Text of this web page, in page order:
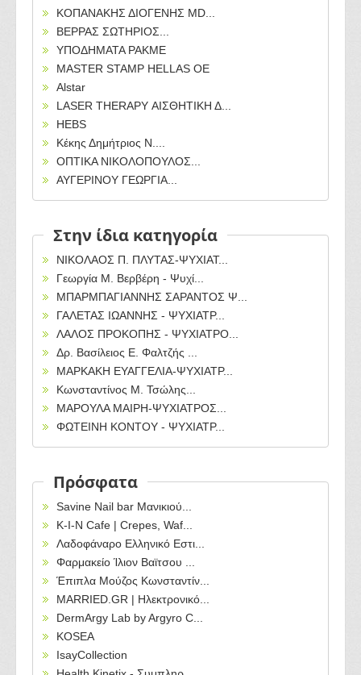
ΚΟΠΑΝΑΚΗΣ ΔΙΟΓΕΝΗΣ MD...
ΒΕΡΡΑΣ ΣΩΤΗΡΙΟΣ...
ΥΠΟΔΗΜΑΤΑ PAKME
MASTER STAMP HELLAS ΟΕ
Alstar
LASER THERAPY ΑΙΣΘΗΤΙΚΗ Δ...
HEBS
Κέκης Δημήτριος Ν....
ΟΠΤΙΚΑ ΝΙΚΟΛΟΠΟΥΛΟΣ...
ΑΥΓΕΡΙΝΟΥ ΓΕΩΡΓΙΑ...
Στην ίδια κατηγορία
ΝΙΚΟΛΑΟΣ Π. ΠΛΥΤΑΣ-ΨΥΧΙΑΤ...
Γεωργία Μ. Βερβέρη - Ψυχί...
ΜΠΑΡΜΠΑΓΙΑΝΝΗΣ ΣΑΡΑΝΤΟΣ Ψ...
ΓΑΛΕΤΑΣ ΙΩΑΝΝΗΣ - ΨΥΧΙΑΤΡ...
ΛΑΛΟΣ ΠΡΟΚΟΠΗΣ - ΨΥΧΙΑΤΡΟ...
Δρ. Βασίλειος Ε. Φαλτζής ...
ΜΑΡΚΑΚΗ ΕΥΑΓΓΕΛΙΑ-ΨΥΧΙΑΤΡ...
Κωνσταντίνος Μ. Τσώλης...
ΜΑΡΟΥΛΑ ΜΑΙΡΗ-ΨΥΧΙΑΤΡΟΣ...
ΦΩΤΕΙΝΗ ΚΟΝΤΟΥ - ΨΥΧΙΑΤΡ...
Πρόσφατα
Savine Nail bar Μανικιού...
Κ-Ι-Ν Cafe | Crepes, Waf...
Λαδοφάναρο Ελληνικό Εστι...
Φαρμακείο Ίλιον Βαϊτσου ...
Έπιπλα Μούζος Κωνσταντίν...
MARRIED.GR | Ηλεκτρονικό...
DermArgy Lab by Argyro C...
KOSEA
IsayCollection